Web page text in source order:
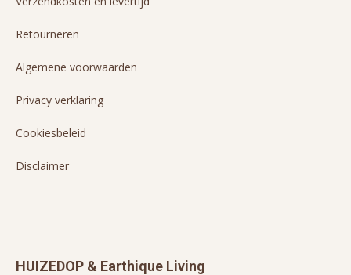
Retourneren
Algemene voorwaarden
Privacy verklaring
Cookiesbeleid
Disclaimer
HUIZEDOP & Earthique Living